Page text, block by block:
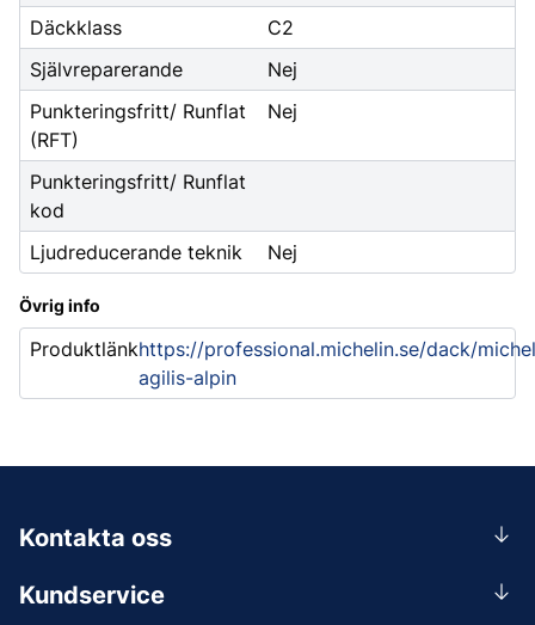
Däckklass
C2
Självreparerande
Nej
Punkteringsfritt/ Runflat
(RFT)
Nej
Punkteringsfritt/ Runflat
kod
Ljudreducerande teknik
Nej
Övrig info
Produktlänkhttps://professional.michelin.se/dack/
agilis-alpin
Kundservice
Kontakta oss
0156-409 00
Mån-Tors 07.30-16:30, Fre 07.30-15.00.